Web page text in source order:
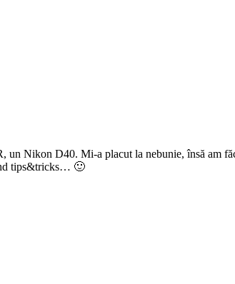
Nikon D40. Mi-a placut la nebunie, însă am
tips&tricks… 🙂